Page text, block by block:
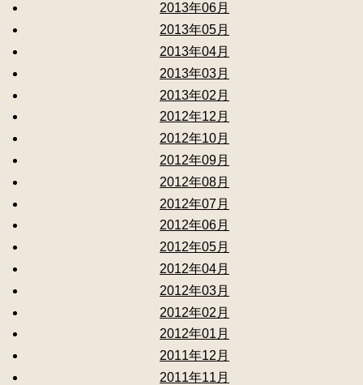
2013年06月
2013年05月
2013年04月
2013年03月
2013年02月
2012年12月
2012年10月
2012年09月
2012年08月
2012年07月
2012年06月
2012年05月
2012年04月
2012年03月
2012年02月
2012年01月
2011年12月
2011年11月